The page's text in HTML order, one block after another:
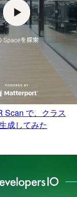
Scan で、クラス
成してみた